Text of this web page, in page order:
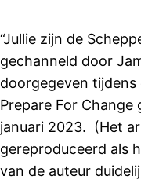
“Jullie zijn de
gechanneld door
doorgegeven tijdens
Prepare For Change
januari 2023. (Het
gereproduceerd als
van de auteur